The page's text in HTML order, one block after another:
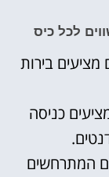
לכל כיס
מציעים בירות
כניסה
המתרחשים